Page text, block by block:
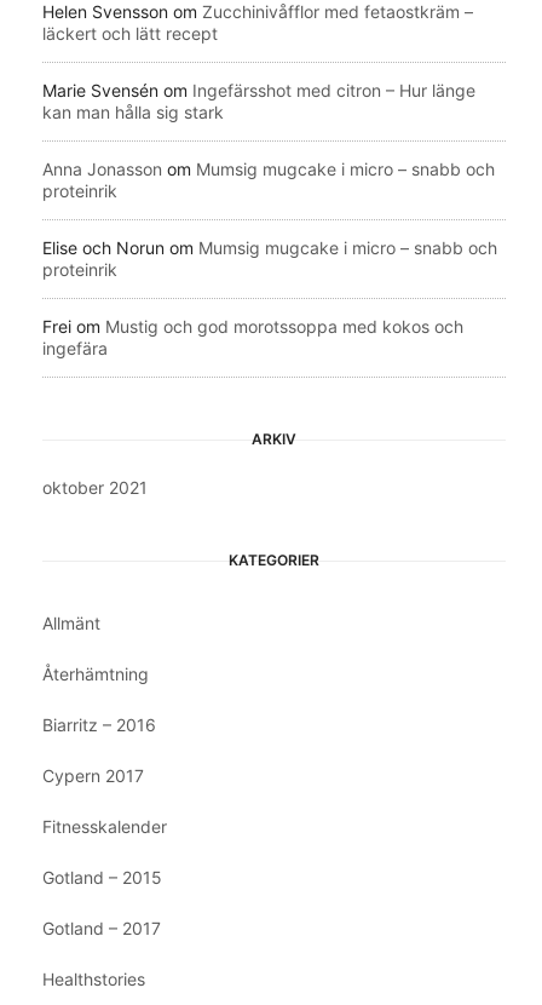
Helen Svensson om Zucchinivåfflor med fetaostkräm –
läckert och lätt recept
Marie Svensén om Ingefärsshot med citron – Hur länge
kan man hålla sig stark
Anna Jonasson om Mumsig mugcake i micro – snabb och
proteinrik
Elise och Norun om Mumsig mugcake i micro – snabb och
proteinrik
Frei om Mustig och god morotssoppa med kokos och
ingefära
ARKIV
oktober 2021
KATEGORIER
Allmänt
Återhämtning
Biarritz – 2016
Cypern 2017
Fitnesskalender
Gotland – 2015
Gotland – 2017
Healthstories